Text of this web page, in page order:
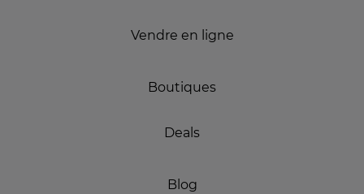
Vendre en ligne
Boutiques
Deals
Blog